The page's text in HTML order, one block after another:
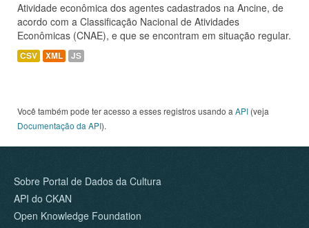
Atividade econômica dos agentes cadastrados na Ancine, de
acordo com a Classificação Nacional de Atividades
Econômicas (CNAE), e que se encontram em situação regular.
CSV XML JS
Você também pode ter acesso a esses registros usando a API (veja
Documentação da API).
Sobre Portal de Dados da Cultura
API do CKAN
Open Knowledge Foundation